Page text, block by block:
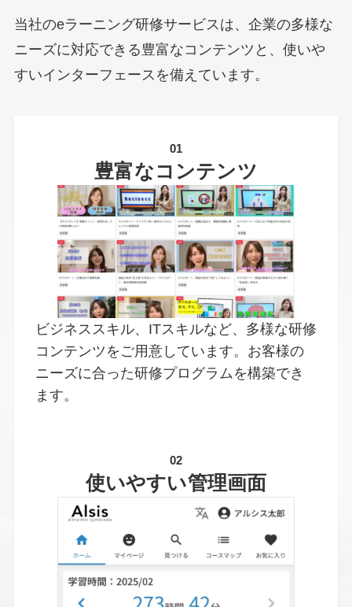
当社のeラーニング研修サービスは、企業の多様な
ニーズに対応できる豊富なコンテンツと、使いや
すいインターフェースを備えています。
01
豊富なコンテンツ
ビジネススキル、ITスキルなど、多様な研修
コンテンツをご用意しています。お客様の
ニーズに合った研修プログラムを構築でき
ます。
02
使いやすい管理画面